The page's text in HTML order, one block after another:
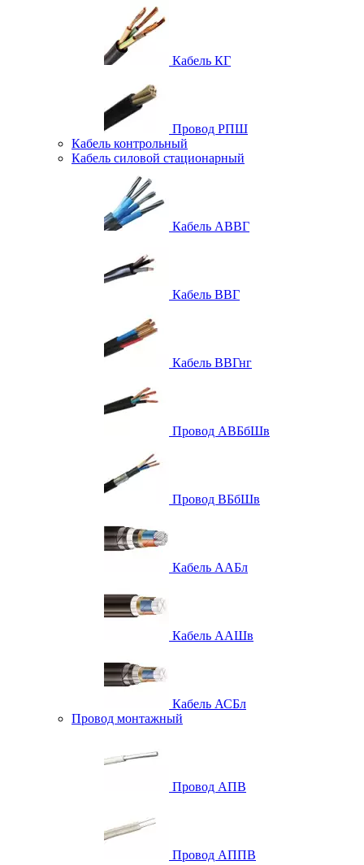
Кабель КГ
Провод РПШ
Кабель контрольный
Кабель силовой стационарный
Кабель АВВГ
Кабель ВВГ
Кабель ВВГнг
Провод АВБбШв
Провод ВБбШв
Кабель ААБл
Кабель ААШв
Кабель АСБл
Провод монтажный
Провод АПВ
Провод АППВ